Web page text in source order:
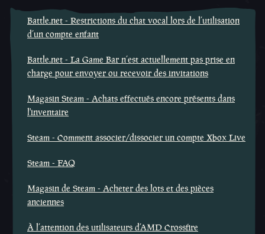
Battle.net - Restrictions du chat vocal lors de l’utilisation
d’un compte enfant
Battle.net - La Game Bar n’est actuellement pas prise en
charge pour envoyer ou recevoir des invitations
Magasin Steam - Achats effectués encore présents dans
l'inventaire
Steam - Comment associer/dissocier un compte Xbox Live
Steam - FAQ
Magasin de Steam - Acheter des lots et des pièces
anciennes
À l’attention des utilisateurs d’AMD Crossfire